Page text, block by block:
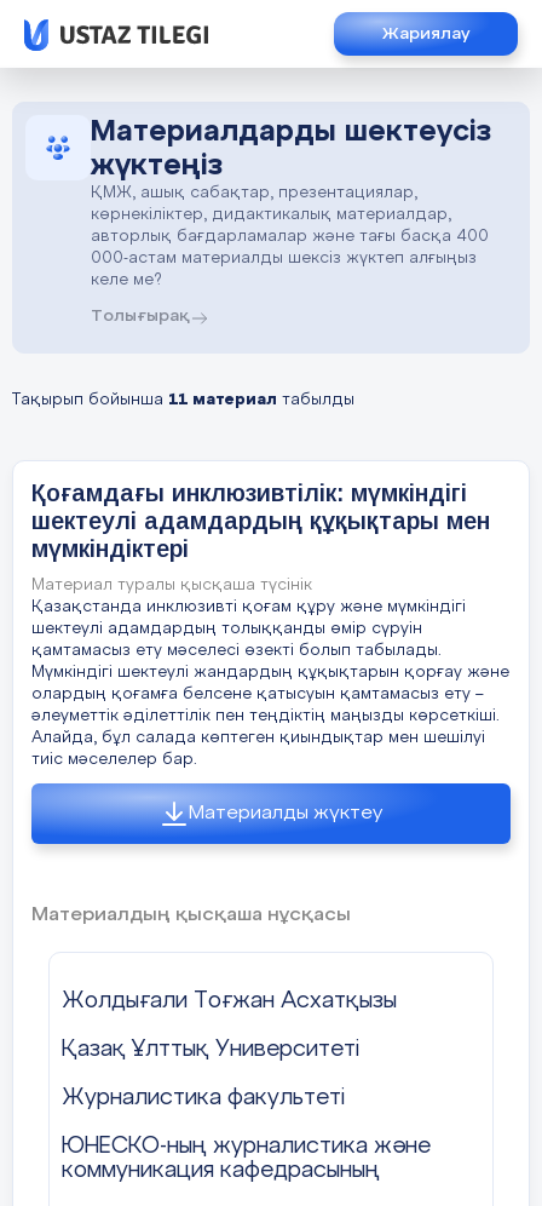
Жариялау
Материалдарды шектеусіз
жүктеңіз
ҚМЖ, ашық сабақтар, презентациялар,
көрнекіліктер, дидактикалық материалдар,
авторлық бағдарламалар және тағы басқа 400
000-астам материалды шексіз жүктеп алғыңыз
келе ме?
Толығырақ
Тақырып бойынша 11 материал табылды
Қоғамдағы инклюзивтілік: мүмкіндігі
шектеулі адамдардың құқықтары мен
мүмкіндіктері
Материал туралы қысқаша түсінік
Қазақстанда инклюзивті қоғам құру және мүмкіндігі
шектеулі адамдардың толыққанды өмір сүруін
қамтамасыз ету мәселесі өзекті болып табылады.
Мүмкіндігі шектеулі жандардың құқықтарын қорғау және
олардың қоғамға белсене қатысуын қамтамасыз ету –
әлеуметтік әділеттілік пен теңдіктің маңызды көрсеткіші.
Алайда, бұл салада көптеген қиындықтар мен шешілуі
тиіс мәселелер бар.
Материалды жүктеу
Материалдың қысқаша нұсқасы
Жолдығали Тоғжан Асхатқызы
Қазақ Ұлттық Университеті
Журналистика факультеті
ЮНЕСКО-ның журналистика және
коммуникация кафедрасының